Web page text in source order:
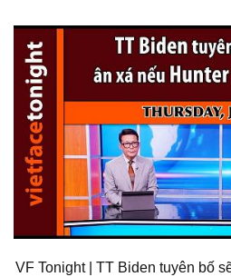
VF Tonight | TT Biden tuyên bố